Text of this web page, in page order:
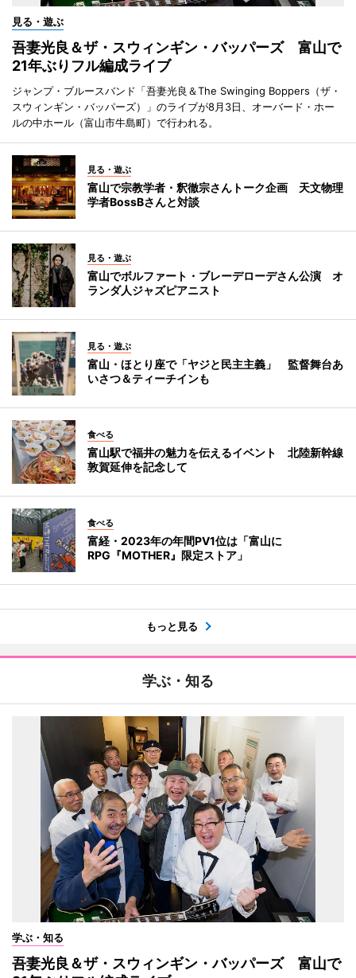
見る・遊ぶ
吾妻光良＆ザ・スウィンギン・バッパーズ 富山で
21年ぶりフル編成ライブ
ジャンプ・ブルースバンド「吾妻光良＆The Swinging Boppers（ザ・
スウィンギン・バッパーズ）」のライブが8月3日、オーバード・ホー
ルの中ホール（富山市牛島町）で行われる。
見る・遊ぶ
富山で宗教学者・釈徹宗さんトーク企画 天文物理
学者BossBさんと対談
見る・遊ぶ
富山でボルファート・ブレーデローデさん公演 オ
ランダ人ジャズピアニスト
見る・遊ぶ
富山・ほとり座で「ヤジと民主主義」 監督舞台あ
いさつ＆ティーチインも
食べる
富山駅で福井の魅力を伝えるイベント 北陸新幹線
敦賀延伸を記念して
食べる
富経・2023年の年間PV1位は「富山に
RPG『MOTHER』限定ストア」
もっと見る
学ぶ・知る
学ぶ・知る
吾妻光良＆ザ・スウィンギン・バッパーズ 富山で